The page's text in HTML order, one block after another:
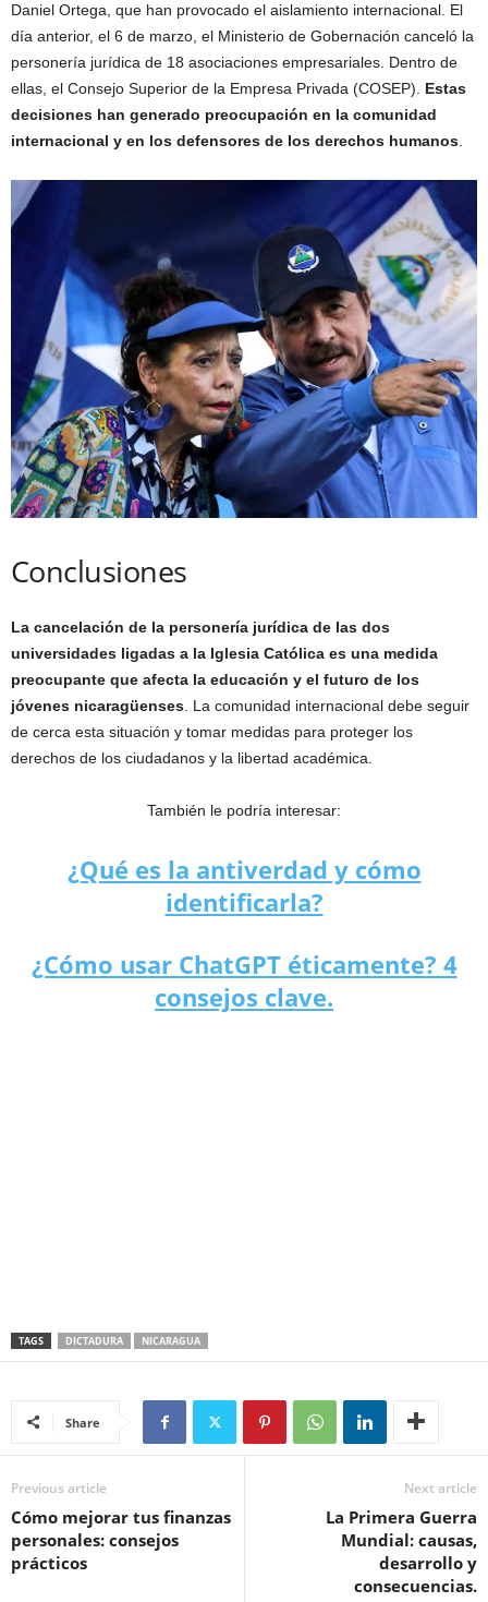
Daniel Ortega, que han provocado el aislamiento internacional. El
día anterior, el 6 de marzo, el Ministerio de Gobernación canceló la
personería jurídica de 18 asociaciones empresariales. Dentro de
ellas, el Consejo Superior de la Empresa Privada (COSEP). Estas
decisiones han generado preocupación en la comunidad
internacional y en los defensores de los derechos humanos
Conclusiones
La cancelación de la personería jurídica de las dos
universidades ligadas a la Iglesia Católica es una medida
preocupante que afecta la educación y el futuro de los
jóvenes nicaragüenses . La comunidad internacional debe seguir
de cerca esta situación y tomar medidas para proteger los
derechos de los ciudadanos y la libertad académica.
También le podría interesar:
¿Qué es la antiverdad y cómo
identificarla?
¿Cómo usar ChatGPT éticamente? 4
consejos clave.
TAGS DICTADURA NICARAGUA
Share
Previous article
Cómo mejorar tus finanzas
personales: consejos
prácticos
Next article
La Primera Guerra
Mundial: causas,
desarrollo y
consecuencias.